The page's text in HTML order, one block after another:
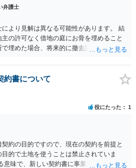
弁護士
より見解は異なる可能性があります。 結
の許可なく借地の庭にお骨を埋めること
埋めた場合、将来的に撤去請求や退去時
める行為自体は墓地埋葬法違反や不法投
罪になるわけではありません。しかし、建
断でお骨を埋める行為は、他人の所有権
しての善管注意義務違反とみなされる可
得るか、土地に直接埋めずに大きめの鉢
ー葬」や、ペット霊園等への納骨を検討
す。
約書について
役にたった 1
約の目的ですので、現在の契約を前提と
的で土地を使うことは禁止されていま
意味で、新しい契約書に事業用として用い